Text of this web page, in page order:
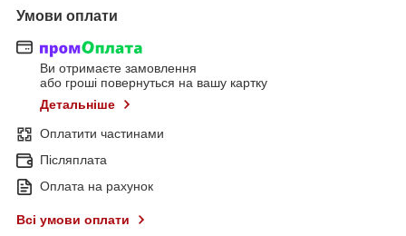
Умови оплати
Ви отримаєте замовлення
або гроші повернуться на вашу картку
Детальніше
Оплатити частинами
Післяплата
Оплата на рахунок
Всі умови оплати